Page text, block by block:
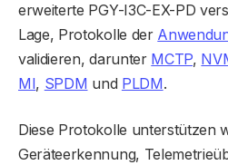
erweiterte PGY-I3C-EX-PD
Lage, Protokolle der
validieren, darunter MCTP,
MI, SPDM und PLDM.
Diese Protokolle unterstützen
Geräteerkennung,